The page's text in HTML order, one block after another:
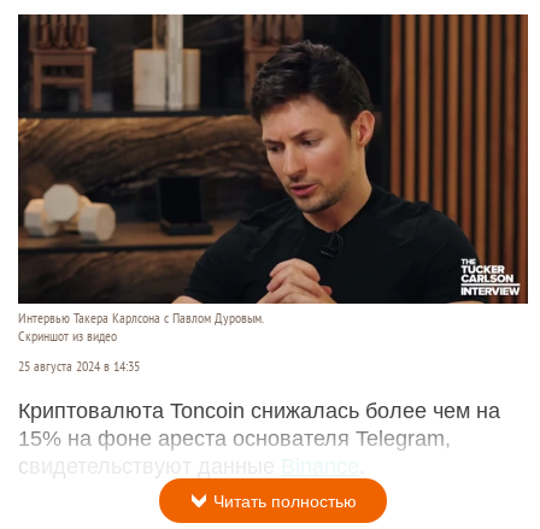
Интервью Такера Карлсона с Павлом Дуровым.
Скриншот из видео
25 августа 2024 в 14:35
Криптовалюта Toncoin снижалась более чем на
15% на фоне ареста основателя Telegram,
свидетельствуют данные Binance
Читать полностью